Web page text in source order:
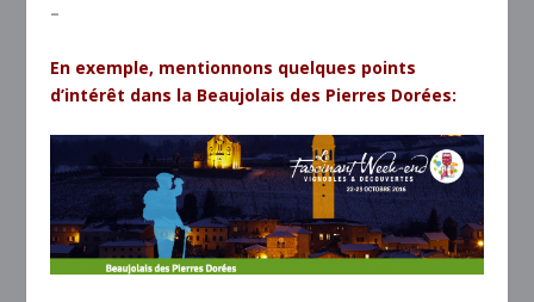
–
En exemple, mentionnons quelques points
d’intérêt dans la Beaujolais des Pierres Dorées: